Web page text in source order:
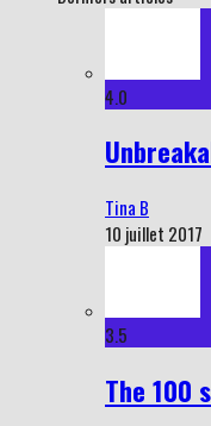
4.0
Tina B
10 juillet 2017
3.5
The 100